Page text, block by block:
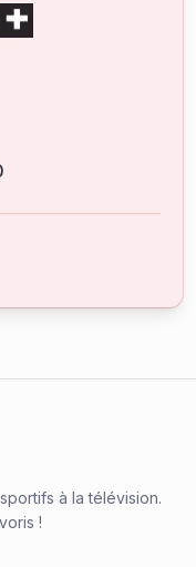
à la télévision.
!